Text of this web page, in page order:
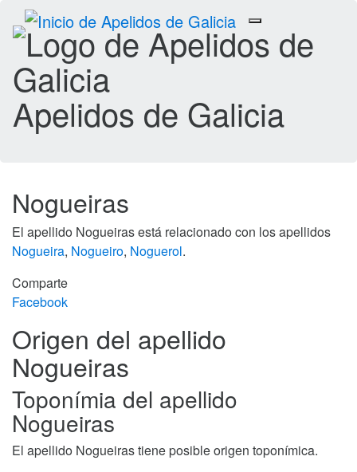
Toggle
navigation
Apelidos de Galicia
Nogueiras
El apellido Nogueiras está relacionado con los apellidos
Nogueira, Nogueiro, Noguerol.
Comparte
Facebook
Origen del apellido
Nogueiras
Toponímia del apellido
Nogueiras
El apellido Nogueiras tiene posible origen toponímica.